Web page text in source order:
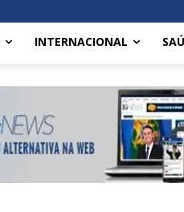
INTERNACIONAL